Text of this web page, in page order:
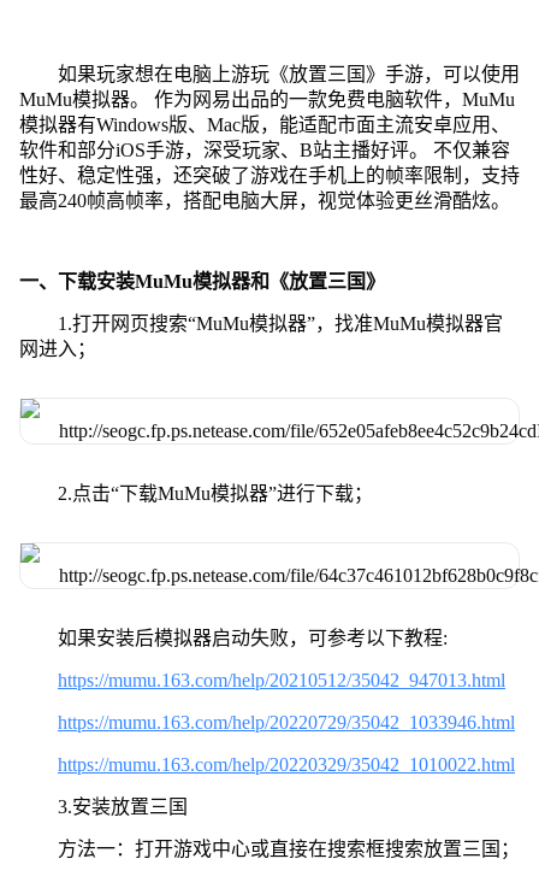
如果玩家想在电脑上游玩《放置三国》手游，可以使用
MuMu模拟器。 作为网易出品的一款免费电脑软件，MuMu
模拟器有Windows版、Mac版，能适配市面主流安卓应用、
软件和部分iOS手游，深受玩家、B站主播好评。 不仅兼容
性好、稳定性强，还突破了游戏在手机上的帧率限制，支持
最高240帧高帧率，搭配电脑大屏，视觉体验更丝滑酷炫。
一、下载安装MuMu模拟器和《放置三国》
1.打开网页搜索“MuMu模拟器”，找准MuMu模拟器官
网进入；
2.点击“下载MuMu模拟器”进行下载；
如果安装后模拟器启动失败，可参考以下教程:
https://mumu.163.com/help/20210512/35042_947013.html
https://mumu.163.com/help/20220729/35042_1033946.html
https://mumu.163.com/help/20220329/35042_1010022.html
3.安装放置三国
方法一：打开游戏中心或直接在搜索框搜索放置三国；